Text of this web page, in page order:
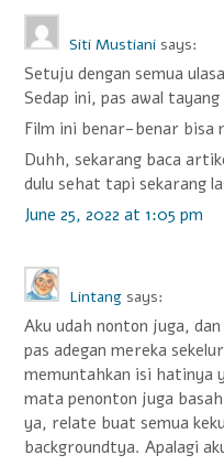
Siti Mustiani says:
Setuju dengan semua
Sedap ini, pas awal
Film ini benar-benar bisa
Duhh, sekarang baca
dulu sehat tapi sekarang
June 25, 2022 at 1:05 pm
Lintang says:
Aku udah nonton juga,
pas adegan mereka
memuntahkan isi hatinya
mata penonton juga
ya, relate buat semua
backgroundtya. Apalagi